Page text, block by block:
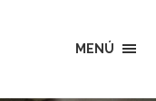
MENÚ